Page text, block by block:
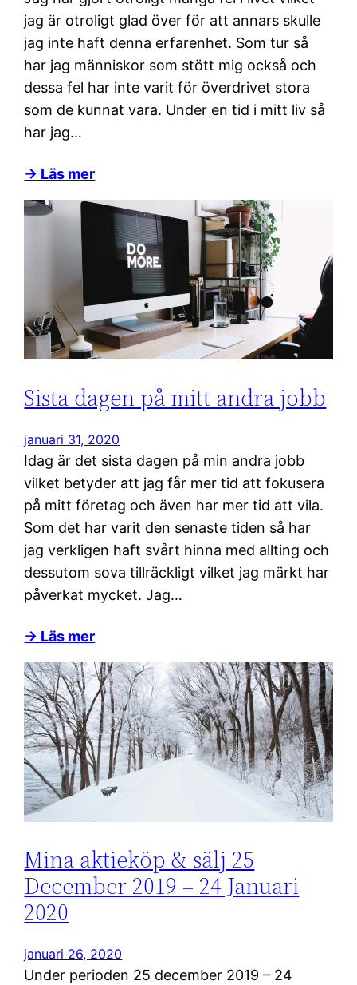
jag är otroligt glad över för att annars skulle
jag inte haft denna erfarenhet. Som tur så
har jag människor som stött mig också och
dessa fel har inte varit för överdrivet stora
som de kunnat vara. Under en tid i mitt liv så
har jag…
→ Läs mer
Sista dagen på mitt andra jobb
januari 31, 2020
Idag är det sista dagen på min andra jobb
vilket betyder att jag får mer tid att fokusera
på mitt företag och även har mer tid att vila.
Som det har varit den senaste tiden så har
jag verkligen haft svårt hinna med allting och
dessutom sova tillräckligt vilket jag märkt har
påverkat mycket. Jag…
→ Läs mer
Mina aktieköp & sälj 25
December 2019 – 24 Januari
2020
januari 26, 2020
Under perioden 25 december 2019 – 24